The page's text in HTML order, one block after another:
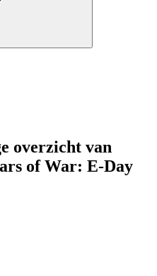
overzicht van
of War: E-Day